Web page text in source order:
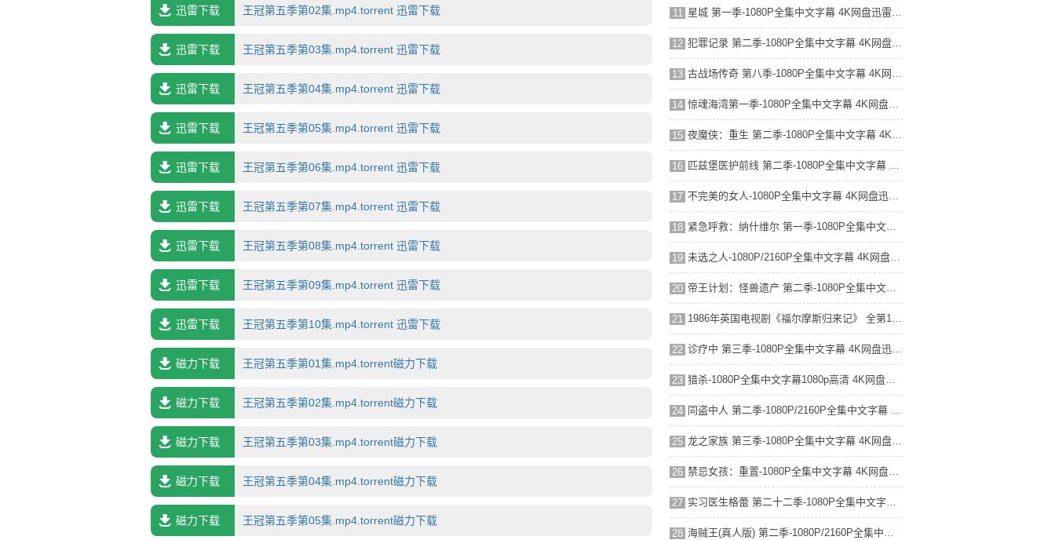
一步升级。在对最高权力欲望的驱使下，他利用白手起家的财富和权力，试图为自己和儿子多迪（赫立
德·阿卜杜拉 饰）在皇家赢得一席之地。
迅雷下载 王冠第五季第02集.mp4.torrent 迅雷下载
迅雷下载 王冠第五季第03集.mp4.torrent 迅雷下载
迅雷下载 王冠第五季第04集.mp4.torrent 迅雷下载
迅雷下载 王冠第五季第05集.mp4.torrent 迅雷下载
迅雷下载 王冠第五季第06集.mp4.torrent 迅雷下载
迅雷下载 王冠第五季第07集.mp4.torrent 迅雷下载
迅雷下载 王冠第五季第08集.mp4.torrent 迅雷下载
迅雷下载 王冠第五季第09集.mp4.torrent 迅雷下载
迅雷下载 王冠第五季第10集.mp4.torrent 迅雷下载
磁力下载 王冠第五季第01集.mp4.torrent磁力下载
磁力下载 王冠第五季第02集.mp4.torrent磁力下载
磁力下载 王冠第五季第03集.mp4.torrent磁力下载
磁力下载 王冠第五季第04集.mp4.torrent磁力下载
磁力下载 王冠第五季第05集.mp4.torrent磁力下载
11 星城 第一季-1080P全集中文字幕 4K网盘迅雷下载
12 犯罪记录 第二季-1080P全集中文字幕 4K网盘迅雷下载
13 古战场传奇 第八季-1080P全集中文字幕 4K网盘迅雷下载
14 惊魂海湾第一季-1080P全集中文字幕 4K网盘迅雷下载
15 夜魔侠：重生 第二季-1080P全集中文字幕 4K网盘迅雷下载
16 匹兹堡医护前线 第二季-1080P全集中文字幕 4K网盘迅雷下载
17 不完美的女人-1080P全集中文字幕 4K网盘迅雷下载
18 紧急呼救：纳什维尔 第一季-1080P全集中文字幕 4K网盘迅雷下载
19 未选之人-1080P/2160P全集中文字幕 4K网盘迅雷下载
20 帝王计划：怪兽遗产 第二季-1080P全集中文字幕 4K网盘迅雷下载
21 1986年英国电视剧《福尔摩斯归来记》 全第13集 4K网盘迅雷下载
22 诊疗中 第三季-1080P全集中文字幕 4K网盘迅雷下载
23 猎杀-1080P全集中文字幕1080p高清 4K网盘迅雷下载
24 同盗中人 第二季-1080P/2160P全集中文字幕 4K网盘迅雷下载
25 龙之家族 第三季-1080P全集中文字幕 4K网盘迅雷下载
26 禁忌女孩：重置-1080P全集中文字幕 4K网盘迅雷下载
27 实习医生格蕾 第二十二季-1080P全集中文字幕 4K网盘迅雷下载
28 海贼王(真人版) 第二季-1080P/2160P全集中文字幕